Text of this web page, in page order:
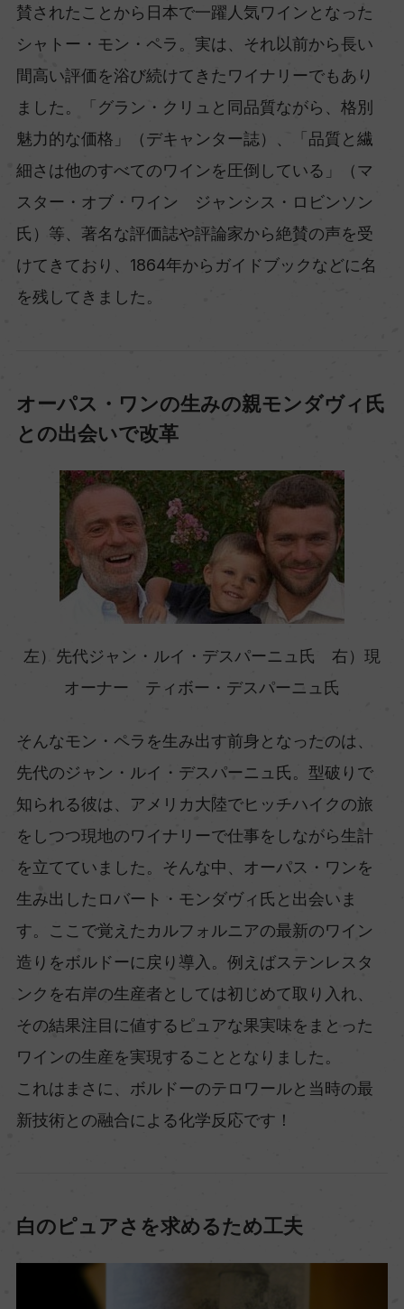
賛されたことから日本で一躍人気ワインとなった
シャトー・モン・ペラ。実は、それ以前から長い
間高い評価を浴び続けてきたワイナリーでもあり
ました。「グラン・クリュと同品質ながら、格別
魅力的な価格」（デキャンター誌）、「品質と繊
細さは他のすべてのワインを圧倒している」（マ
スター・オブ・ワイン ジャンシス・ロビンソン
氏）等、著名な評価誌や評論家から絶賛の声を受
けてきており、1864年からガイドブックなどに名
を残してきました。
オーパス・ワンの生みの親モンダヴィ氏
との出会いで改革
左）先代ジャン・ルイ・デスパーニュ氏 右）現
オーナー ティボー・デスパーニュ氏
そんなモン・ペラを生み出す前身となったのは、
先代のジャン・ルイ・デスパーニュ氏。型破りで
知られる彼は、アメリカ大陸でヒッチハイクの旅
をしつつ現地のワイナリーで仕事をしながら生計
を立てていました。そんな中、オーパス・ワンを
生み出したロバート・モンダヴィ氏と出会いま
す。ここで覚えたカルフォルニアの最新のワイン
造りをボルドーに戻り導入。例えばステンレスタ
ンクを右岸の生産者としては初じめて取り入れ、
その結果注目に値するピュアな果実味をまとった
ワインの生産を実現することとなりました。
これはまさに、ボルドーのテロワールと当時の最
新技術との融合による化学反応です！
白のピュアさを求めるため工夫